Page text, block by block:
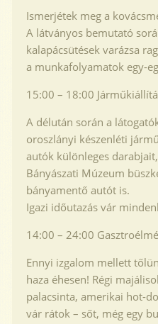
Ismerjétek meg a
A látványos bemutató
kalapácsütések varázsa
a munkafolyamatok egy-
15:00 – 18:00
A délután során a
oroszlányi készenléti
autók különleges
Bányászati Múzeum
bányamentő autót is.
Igazi időutazás vár
14:00 – 24:00
Ennyi izgalom mellett
haza éhesen! Régi
palacsinta, amerikai hot-
vár rátok – sőt, még egy